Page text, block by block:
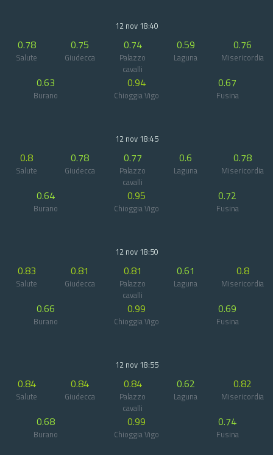
12 nov 18:40
0.78
Salute
0.75
Giudecca
0.74
Palazzo
cavalli
0.59
Laguna
0.76
Misericordia
0.63
Burano
0.94
Chioggia Vigo
0.67
Fusina
12 nov 18:45
0.8
Salute
0.78
Giudecca
0.77
Palazzo
cavalli
0.6
Laguna
0.78
Misericordia
0.64
Burano
0.95
Chioggia Vigo
0.72
Fusina
12 nov 18:50
0.83
Salute
0.81
Giudecca
0.81
Palazzo
cavalli
0.61
Laguna
0.8
Misericordia
0.66
Burano
0.99
Chioggia Vigo
0.69
Fusina
12 nov 18:55
0.84
Salute
0.84
Giudecca
0.84
Palazzo
cavalli
0.62
Laguna
0.82
Misericordia
0.68
Burano
0.99
Chioggia Vigo
0.74
Fusina